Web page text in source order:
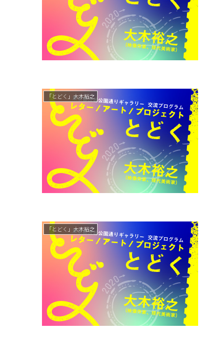
「とどく」大木裕之
「とどく」大木裕之